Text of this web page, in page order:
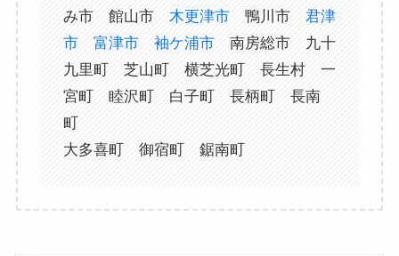
み市 館山市 木更津市鴨川市 君津
市
富津市 袖ケ浦市南房総市 九十
九里町 芝山町 横芝光町 長生村 一
宮町 睦沢町 白子町 長柄町 長南
町
大多喜町 御宿町 鋸南町